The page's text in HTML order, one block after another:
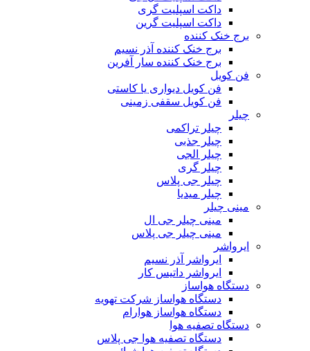
داکت اسپلیت گری
داکت اسپلیت گرین
برج خنک کننده
برج خنک کننده آذر نسیم
برج خنک کننده سار آفرین
فن کویل
فن کویل دیواری یا کاستی
فن کویل سقفی زمینی
چیلر
چیلر تراکمی
چیلر جذبی
چیلر الجی
چیلر گری
چیلر جی پلاس
چیلر میدیا
مینی چیلر
مینی چیلر جی ال
مینی چیلر جی پلاس
ایرواشر
ایرواشر آذر نسیم
ایرواشر داتیس کار
دستگاه هواساز
دستگاه هواساز شرکت تهویه
دستگاه هواساز هوارام
دستگاه تصفیه هوا
دستگاه تصفیه هوا جی پلاس